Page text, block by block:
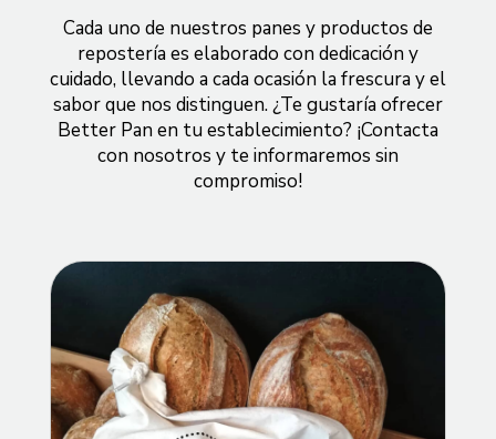
Cada uno de nuestros panes y productos de
repostería es elaborado con dedicación y
cuidado, llevando a cada ocasión la frescura y el
sabor que nos distinguen. ¿Te gustaría ofrecer
Better Pan en tu establecimiento? ¡Contacta
con nosotros y te informaremos sin
compromiso!